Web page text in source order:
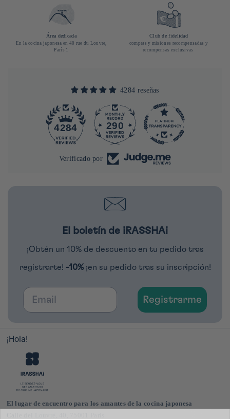
Área dedicada
En la cocina japonesa en 40 rue du Louvre,
París 1
Club de fidelidad
compras y misiones recompensadas y
recompensas exclusivas
4284 reseñas
4284 290
Verificado por
El boletín de iRASSHAi
¡Obtén un 10% de descuento en tu pedido tras
registrarte! -10% ¡en su pedido tras su inscripción!
Email
Registrarme
¡Hola!
El lugar de encuentro para los amantes de la cocina japonesa